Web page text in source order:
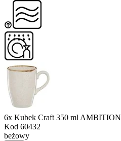
6x Kubek Craft 350 ml AMBITION
Kod 60432
beżowy